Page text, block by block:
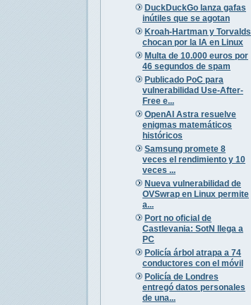
DuckDuckGo lanza gafas
inútiles que se agotan
Kroah-Hartman y Torvalds
chocan por la IA en Linux
Multa de 10.000 euros por
46 segundos de spam
Publicado PoC para
vulnerabilidad Use-After-
Free e...
OpenAI Astra resuelve
enigmas matemáticos
históricos
Samsung promete 8
veces el rendimiento y 10
veces ...
Nueva vulnerabilidad de
OVSwrap en Linux permite
a...
Port no oficial de
Castlevania: SotN llega a
PC
Policía árbol atrapa a 74
conductores con el móvil
Policía de Londres
entregó datos personales
de una...